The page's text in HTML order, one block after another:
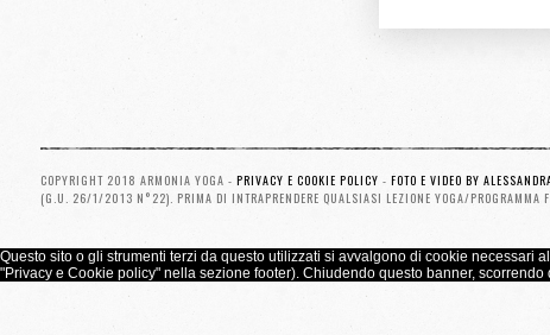
COPYRIGHT 2018 ARMONIA YOGA - PRIVACY E COOKIE POLICY - FOTO E VIDEO BY
(G.U. 26/1/2013 N°22). PRIMA DI INTRAPRENDERE QUALSIASI LEZIONE YOGA/PROGRAMMA
Questo sito o gli strumenti terzi da questo utilizzati si avvalgono di cookie
"Privacy e Cookie policy" nella sezione footer). Chiudendo questo banner,